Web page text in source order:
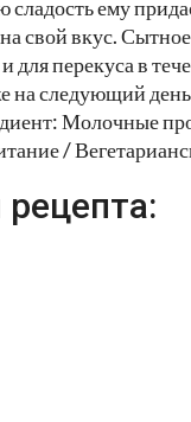
сладость ему
свой вкус.
и для перекуса в
на следующий
Молочные
/